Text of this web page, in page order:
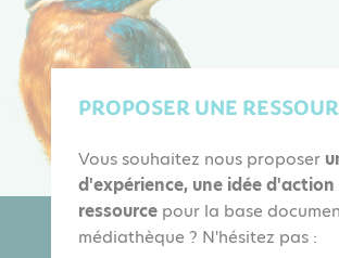
PROPOSER UNE
Vous souhaitez nous proposer
d'expérience, une idée d'action
ressource pour la base
médiathèque ? N'hésitez pas :